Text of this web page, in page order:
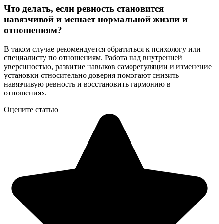
Что делать, если ревность становится
навязчивой и мешает нормальной жизни и
отношениям?
В таком случае рекомендуется обратиться к психологу или
специалисту по отношениям. Работа над внутренней
уверенностью, развитие навыков саморегуляции и изменение
установки относительно доверия помогают снизить
навязчивую ревность и восстановить гармонию в
отношениях.
Оцените статью